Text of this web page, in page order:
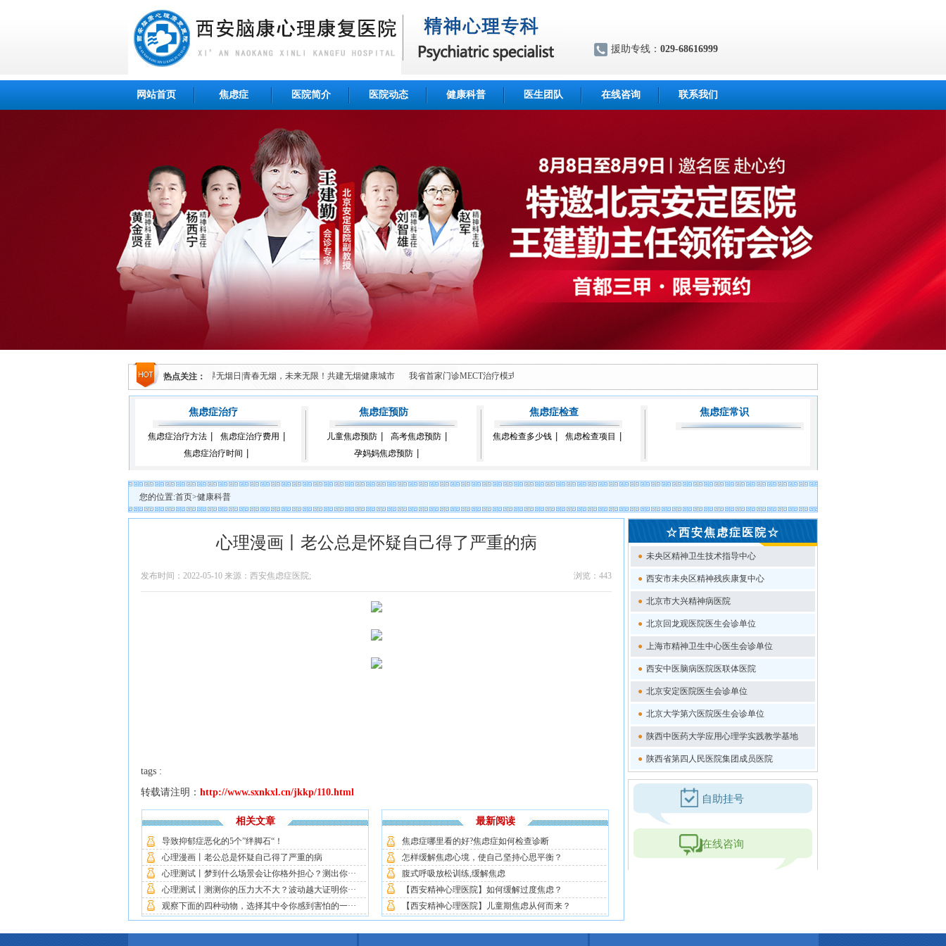
援助专线： 029-68616999
网站首页 焦虑症 医院简介 医院动态 健康科普 医生团队 在线咨询 联系我们
热点关注：
卫生学院举行心理学实践教学基地签约仪式 5.31世界无烟日|青春无烟，未来无限！共建无烟健康城市 我省首家门诊MECT治疗模式落地西安脑康心理康复医院
焦虑症治疗
焦虑症治疗方法
焦虑症治疗费用
焦虑症治疗时间
焦虑症预防
儿童焦虑预防
高考焦虑预防
孕妈妈焦虑预防
焦虑症检查
焦虑检查多少钱 焦虑检查项目
焦虑症常识
您的位置:首页>健康科普
心理漫画丨老公总是怀疑自己得了严重的病
发布时间：2022-05-10 来源：西安焦虑症医院; 浏览：443
tags :
转载请注明： http://www.sxnkxl.cn/jkkp/110.html
相关文章
导致抑郁症恶化的5个”绊脚石“！
心理漫画丨老公总是怀疑自己得了严重的病
心理测试丨梦到什么场景会让你格外担心？测出你···
心理测试丨测测你的压力大不大？波动越大证明你···
观察下面的四种动物，选择其中令你感到害怕的一···
最新阅读
焦虑症哪里看的好?焦虑症如何检查诊断
怎样缓解焦虑心境，使自己坚持心思平衡？
腹式呼吸放松训练,缓解焦虑
【西安精神心理医院】如何缓解过度焦虑？
【西安精神心理医院】儿童期焦虑从何而来？
☆西安焦虑症医院☆
● 未央区精神卫生技术指导中心
● 西安市未央区精神残疾康复中心
● 北京市大兴精神病医院
● 北京回龙观医院医生会诊单位
● 上海市精神卫生中心医生会诊单位
● 西安中医脑病医院医联体医院
● 北京安定医院医生会诊单位
● 北京大学第六医院医生会诊单位
● 陕西中医药大学应用心理学实践教学基地
● 陕西省第四人民医院集团成员医院
自助挂号
在线咨询